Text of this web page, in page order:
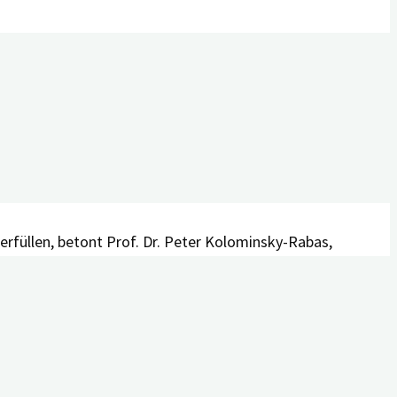
Jährigen in Bayern darstellt. Von bayernweit
betont Prof. Dr. Peter Kolominsky-Rabas,
denen gleichzeitig Amyloidablagerungen
kommt nur eine vergleichsweise kleine und
einer genauen Einzelfallprüfung.“